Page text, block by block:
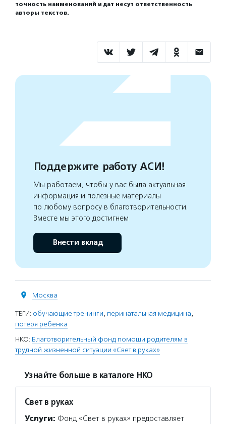
точность наименований и дат несут ответственность
авторы текстов.
Поддержите работу АСИ!
Мы работаем, чтобы у вас была актуальная
информация и полезные материалы
по любому вопросу в благотворительности.
Вместе мы этого достигнем
Внести вклад
Москва
ТЕГИ: обучающие тренинги, перинатальная медицина,
потеря ребенка
НКО: Благотворительный фонд помощи родителям в
трудной жизненной ситуации «Свет в руках»
Узнайте больше в каталоге НКО
Свет в руках
Услуги: Фонд «Свет в руках» предоставляет